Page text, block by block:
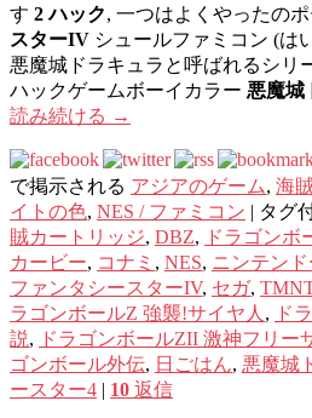
す 2 ハック, 一つはよくやったのポ
スターIV シュールファミコン (は
悪魔城ドラキュラと呼ばれるシリ
ハックゲームボーイカラー 悪魔城
読み続ける →
で掲示される アジアのゲーム, 海
イトの色, NES / ファミコン | タグ
賊カートリッジ, DBZ, ドラゴンボ
カービー, コナミ , NES, ニンテンド
ファンタシースターIV, セガ,
ラゴンボールZ 強襲!サイヤ人 , ド
説, ドラゴンボールZII 激神フリー
ゴンボール外伝, 日ごはん, 悪魔城
ースター4 | 10 返信